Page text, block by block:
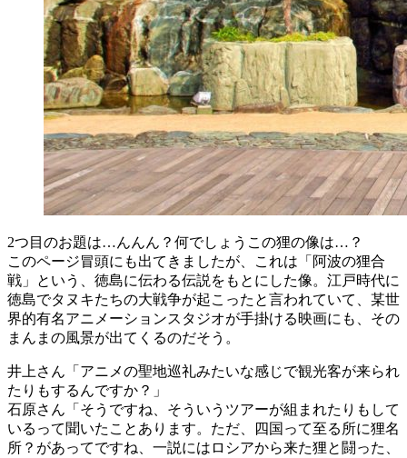
2つ目のお題は…んんん？何でしょうこの狸の像は…？
このページ冒頭にも出てきましたが、これは「阿波の狸合
戦」という、徳島に伝わる伝説をもとにした像。江戸時代に
徳島でタヌキたちの大戦争が起こったと言われていて、某世
界的有名アニメーションスタジオが手掛ける映画にも、その
まんまの風景が出てくるのだそう。
井上さん「アニメの聖地巡礼みたいな感じで観光客が来られ
たりもするんですか？」
石原さん「そうですね、そういうツアーが組まれたりもして
いるって聞いたことあります。ただ、四国って至る所に狸名
所？があってですね、一説にはロシアから来た狸と闘った、